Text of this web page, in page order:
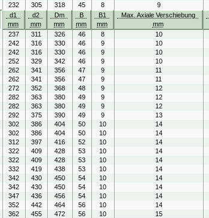
232 305 318 45 8 9
d1
mm
d2
mm
Dm
mm
B
mm
B1
mm
Max. Axiale Verschiebung
mm
237 311 326 46 8 10
242 316 330 46 9 10
242 316 330 46 9 10
252 329 342 46 9 10
262 341 356 47 9 11
262 341 356 47 9 11
272 352 368 48 9 12
282 363 380 49 9 12
282 363 380 49 9 12
292 375 390 49 9 13
302 386 404 50 10 14
302 386 404 50 10 14
312 397 416 52 10 14
322 409 428 53 10 14
322 409 428 53 10 14
332 419 438 53 10 14
342 430 450 54 10 14
342 430 450 54 10 14
347 436 456 54 10 14
352 442 464 56 10 14
362 455 472 56 10 15